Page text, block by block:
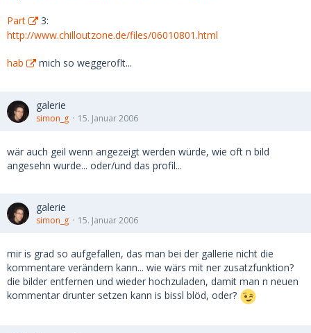
Part
3:
http://www.chilloutzone.de/files/06010801.html
hab mich so weggeroflt...
galerie
simon_g 15. Januar 2006
wär auch geil wenn angezeigt werden würde, wie oft n bild
angesehn wurde... oder/und das profil...
galerie
simon_g 15. Januar 2006
mir is grad so aufgefallen, das man bei der gallerie nicht die
kommentare verändern kann... wie wärs mit ner zusatzfunktion?
die bilder entfernen und wieder hochzuladen, damit man n neuen
kommentar drunter setzen kann is bissl blöd, oder?